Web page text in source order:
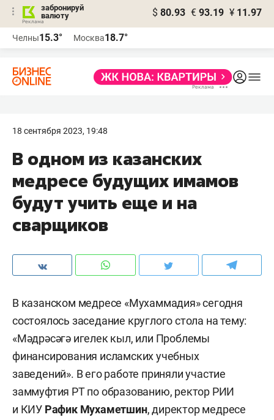
забронируй
валюту
$ 80.93 € 93.19 ¥ 11.97
Челны15.3° Москва18.7°
18 сентября 2023, 19:48
В одном из казанских
медресе будущих имамов
будут учить еще и на
сварщиков
В казанском медресе «Мухаммадия» сегодня
состоялось заседание круглого стола на тему:
«Мәдрәсәгә игелек кыл, или Проблемы
финансирования исламских учебных
заведений». В его работе приняли участие
заммуфтия РТ по образованию, ректор РИИ
и КИУ Рафик Мухаметшин, директор медресе